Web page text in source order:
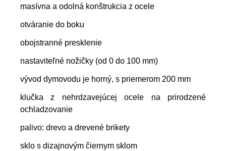
masívna a odolná konštrukcia z ocele
otváranie do boku
obojstranné presklenie
nastaviteľné nožičky (od 0 do 100 mm)
vývod dymovodu je horný, s priemerom 200 mm
klučka z nehrdzavejúcej ocele na prirodzené
ochladzovanie
palivo: drevo a drevené brikety
sklo s dizajnovým čiernym sklom